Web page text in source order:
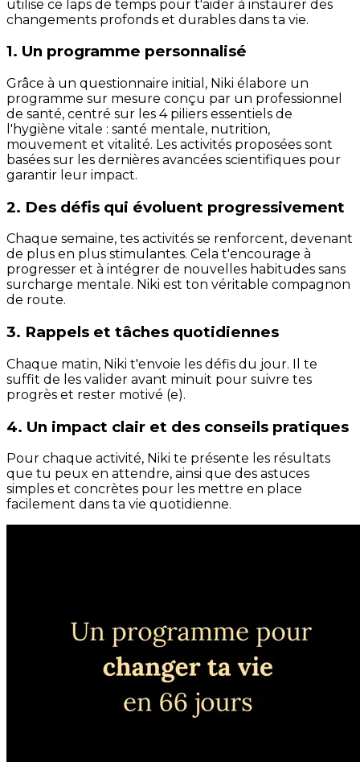
utilise ce laps de temps pour t'aider à instaurer des
changements profonds et durables dans ta vie.
1. Un programme personnalisé
Grâce à un questionnaire initial, Niki élabore un
programme sur mesure conçu par un professionnel
de santé, centré sur les 4 piliers essentiels de
l'hygiène vitale : santé mentale, nutrition,
mouvement et vitalité. Les activités proposées sont
basées sur les dernières avancées scientifiques pour
garantir leur impact.
2. Des défis qui évoluent progressivement
Chaque semaine, tes activités se renforcent, devenant
de plus en plus stimulantes. Cela t'encourage à
progresser et à intégrer de nouvelles habitudes sans
surcharge mentale. Niki est ton véritable compagnon
de route.
3. Rappels et tâches quotidiennes
Chaque matin, Niki t'envoie les défis du jour. Il te
suffit de les valider avant minuit pour suivre tes
progrès et rester motivé (e).
4. Un impact clair et des conseils pratiques
Pour chaque activité, Niki te présente les résultats
que tu peux en attendre, ainsi que des astuces
simples et concrètes pour les mettre en place
facilement dans ta vie quotidienne.